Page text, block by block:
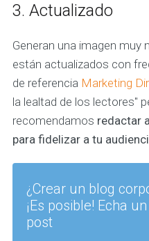
3. Actualizado
Generan una imagen muy
están actualizados con
de referencia Marketing
la lealtad de los lectores"
recomendamos redactar
para fidelizar a tu
¿Crear un blog
¡Es posible! Echa
post